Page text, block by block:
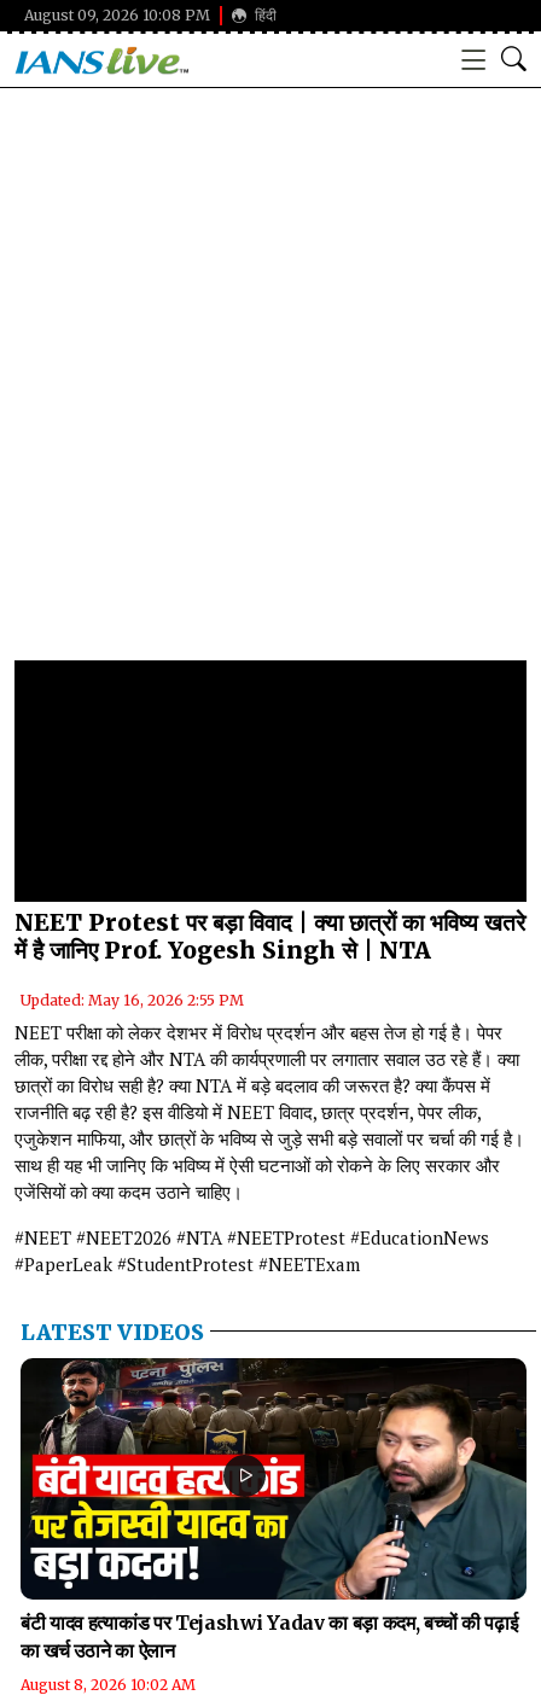
August 09, 2026 10:08 PM हिंदी
NEET Protest पर बड़ा विवाद | क्या छात्रों का भविष्य खतरे
में है जानिए Prof. Yogesh Singh से | NTA
Updated: May 16, 2026 2:55 PM
NEET परीक्षा को लेकर देशभर में विरोध प्रदर्शन और बहस तेज हो गई है। पेपर
लीक, परीक्षा रद्द होने और NTA की कार्यप्रणाली पर लगातार सवाल उठ रहे हैं। क्या
छात्रों का विरोध सही है? क्या NTA में बड़े बदलाव की जरूरत है? क्या कैंपस में
राजनीति बढ़ रही है? इस वीडियो में NEET विवाद, छात्र प्रदर्शन, पेपर लीक,
एजुकेशन माफिया, और छात्रों के भविष्य से जुड़े सभी बड़े सवालों पर चर्चा की गई है।
साथ ही यह भी जानिए कि भविष्य में ऐसी घटनाओं को रोकने के लिए सरकार और
एजेंसियों को क्या कदम उठाने चाहिए।
#NEET #NEET2026 #NTA #NEETProtest #EducationNews
#PaperLeak #StudentProtest #NEETExam
LATEST VIDEOS
बंटी यादव हत्याकांड पर Tejashwi Yadav का बड़ा कदम, बच्चों की पढ़ाई
का खर्च उठाने का ऐलान
August 8, 2026 10:02 AM